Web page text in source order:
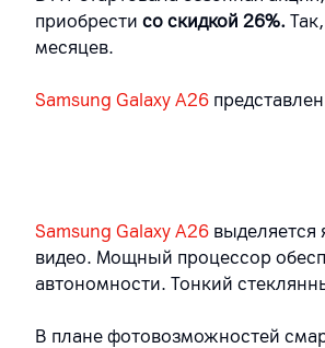
приобрести со скидкой 26%.
месяцев.
Samsung Galaxy A26
Samsung Galaxy A26 выделяется
видео. Мощный процессор
автономности. Тонкий
В плане фотовозможностей